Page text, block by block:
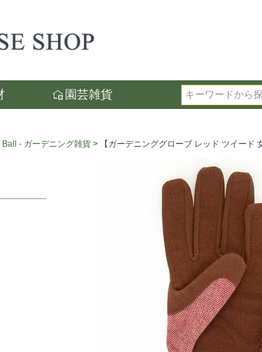
園芸雑貨
検索
検索
選択した項目
タイプ、カラ
Ball - ガーデニング雑貨 【ガーデニンググローブ レッド ツイー